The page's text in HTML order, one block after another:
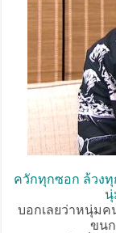
ควักทุกซอก ล้วงทุ
นุ่
บอกเลยว่าหนุ่มค
ขนก